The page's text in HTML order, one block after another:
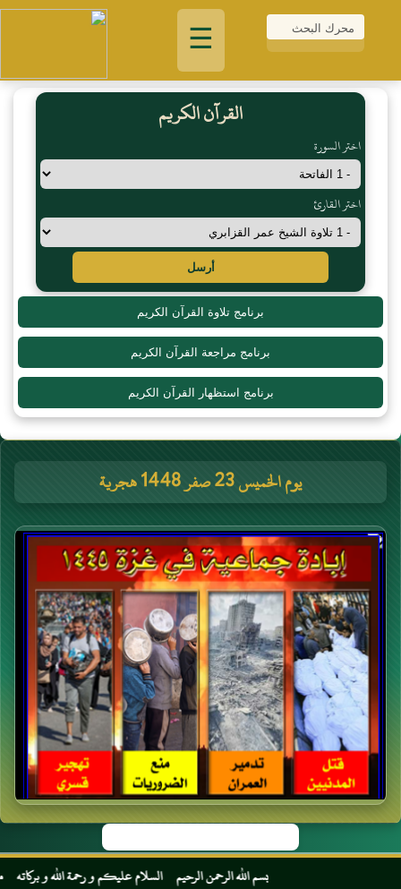
☰
القرآن الكريم
اختر السورة
اختر القارئ
أرسل
برنامج تلاوة القرآن الكريم
برنامج مراجعة القرآن الكريم
برنامج استظهار القرآن الكريم
يوم الخميس 23 صفر 1448 هجرية
بسم الله الرحمن الرحيم السلام عليكم و رحمة الله و بركاته مرحبا